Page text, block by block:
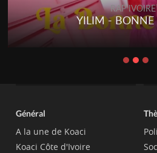
RAP IVOIRE
YILIM - BONNE
Général
A la une de Koaci
Koaci Côte d'Ivoire